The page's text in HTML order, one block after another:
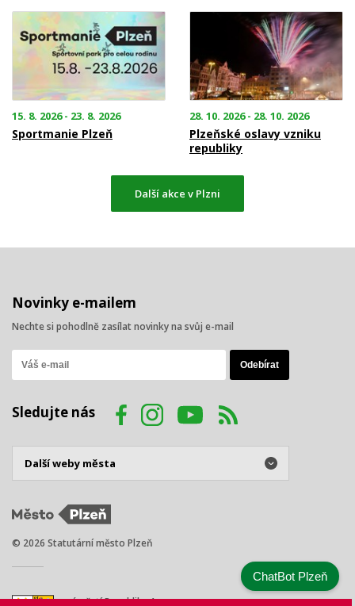
15. 8. 2026 - 23. 8. 2026
Sportmanie Plzeň
28. 10. 2026 - 28. 10. 2026
Plzeňské oslavy vzniku
republiky
Další akce v Plzni
Novinky e-mailem
Nechte si pohodlně zasílat novinky na svůj e-mail
Sledujte nás
© 2026 Statutární město Plzeň
náměstí Republiky 1
ChatBot Plzeň